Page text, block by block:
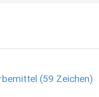
(59 Zeichen)